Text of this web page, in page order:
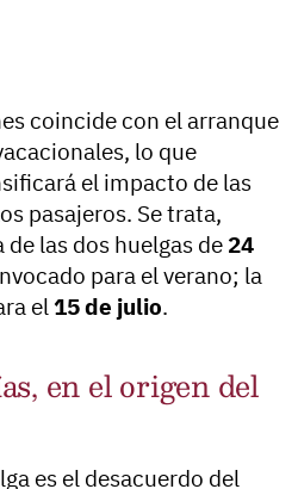
coincide con el arranque
lo que
el impacto de las
pasajeros. Se trata,
las dos huelgas de 24
para el verano; la
el 15 de julio.
en el origen del
es el desacuerdo del